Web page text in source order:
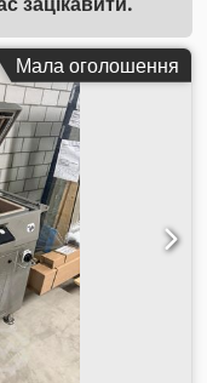
Мала оголошення